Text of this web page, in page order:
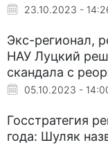
23.10.2023 -
Экс-регионал,
НАУ Луцкий
скандала с
05.10.2023 -
Госстратегия
года: Шуляк